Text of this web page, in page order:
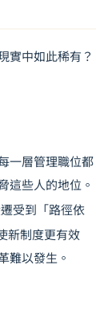
實中如此稀有？
一層管理職位都
些人的地位。
受到「路徑依
新制度更有效
難以發生。